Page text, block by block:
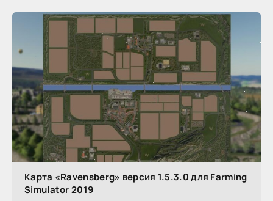
Карта «Ravensberg» версия 1.5.3.0 для Farming
Simulator 2019